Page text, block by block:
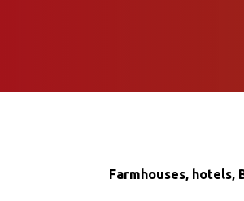
Farmhouses, hotels,